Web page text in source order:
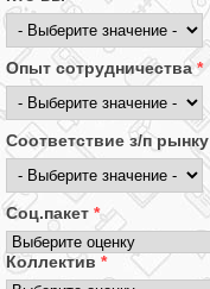
Опыт сотрудничества*
Соответствие з/п рынку
Соц.пакет *
Коллектив *